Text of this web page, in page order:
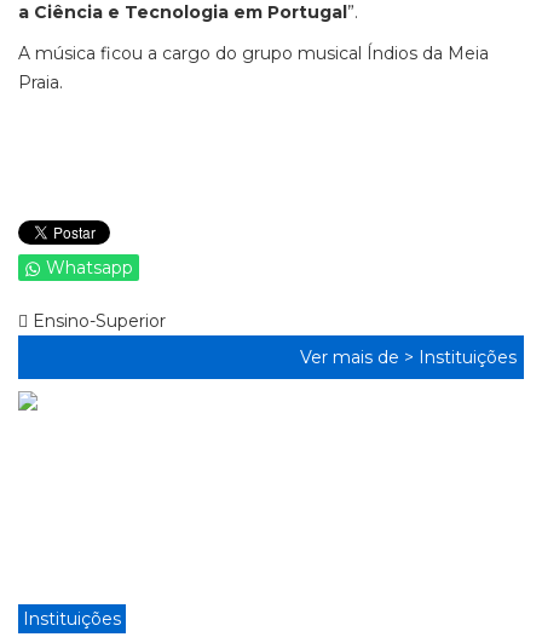
a Ciência e Tecnologia em Portugal”.
A música ficou a cargo do grupo musical Índios da Meia
Praia.
Whatsapp
Ensino-Superior
Ver mais de > Instituições
Instituições